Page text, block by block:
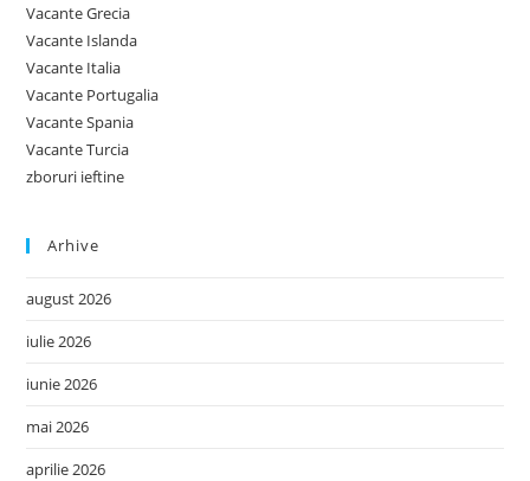
Vacante Grecia
Vacante Islanda
Vacante Italia
Vacante Portugalia
Vacante Spania
Vacante Turcia
zboruri ieftine
Arhive
august 2026
iulie 2026
iunie 2026
mai 2026
aprilie 2026